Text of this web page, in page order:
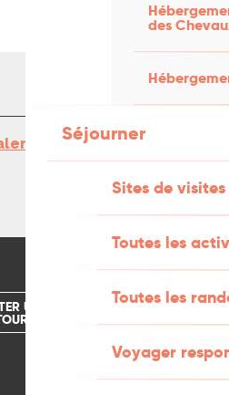
des
Séjourner
Sites de visites
Toutes les
Toutes les
Voyager
une erreur
UN OFFICE DE